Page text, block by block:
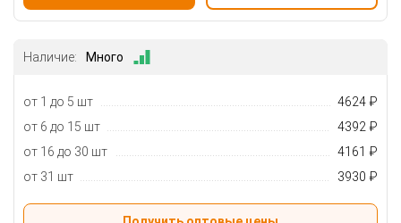
Наличие: Много
от 1 до 5 шт
4624 ₽
от 6 до 15 шт
4392 ₽
от 16 до 30 шт
4161 ₽
от 31 шт
3930 ₽